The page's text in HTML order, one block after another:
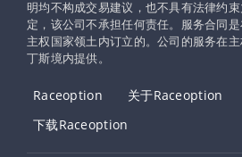
明均不构成交易建议，也不具有法律约
定，该公司不承担任何责任。服务合同
主权国家领土内订立的。公司的服务在
丁斯境内提供。
Raceoption 关于Raceoption
下载Raceoption